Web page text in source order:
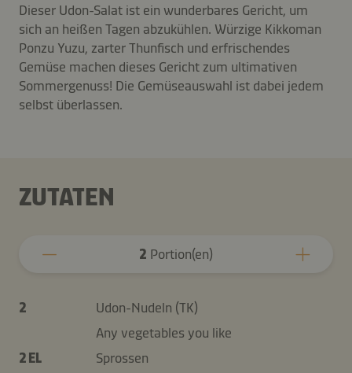
Dieser Udon-Salat ist ein wunderbares Gericht, um
sich an heißen Tagen abzukühlen. Würzige Kikkoman
Ponzu Yuzu, zarter Thunfisch und erfrischendes
Gemüse machen dieses Gericht zum ultimativen
Sommergenuss! Die Gemüseauswahl ist dabei jedem
selbst überlassen.
ZUTATEN
2 Portion(en)
2
Udon-Nudeln (TK)
Any vegetables you like
2 EL
Sprossen